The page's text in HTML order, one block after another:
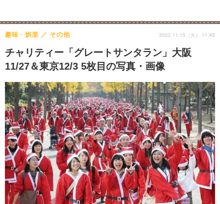
チャリティー「グレートサンタラン」大阪
11/27＆東京12/3 5枚目の写真・画像
趣味・娯楽 その他 2022.11.15（火） 11:45